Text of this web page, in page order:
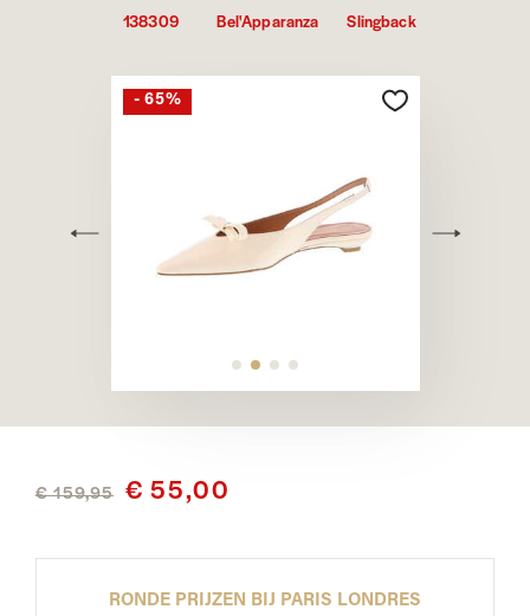
138309
Bel'Apparanza
Slingback
- 65%
€ 159,95 € 55,00
RONDE PRIJZEN BIJ PARIS LONDRES